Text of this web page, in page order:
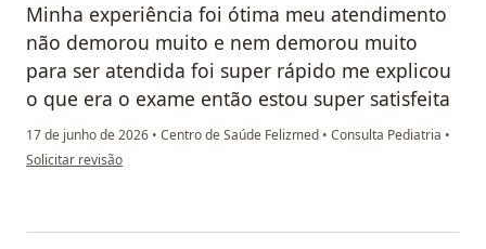
Minha experiência foi ótima meu atendimento
não demorou muito e nem demorou muito
para ser atendida foi super rápido me explicou
o que era o exame então estou super satisfeita
17 de junho de 2026 • Centro de Saúde Felizmed • Consulta Pediatria •
na opinião do utilizador Yasmim Holanda
Solicitar revisão